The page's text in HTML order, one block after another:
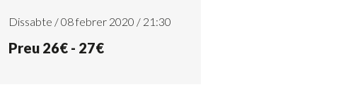
Dissabte / 08 febrer 2020 / 21:30
Preu 26€ - 27€